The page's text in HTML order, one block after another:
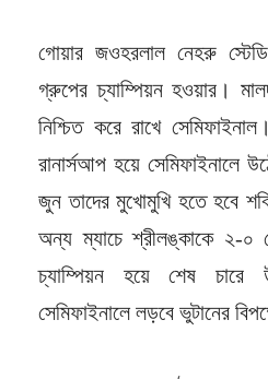
গোয়ার জওহরলাল নেহরু
গ্রুপের চ্যাম্পিয়ন হওয়ার।
নিশ্চিত করে রাখে
রানার্সআপ হয়ে সেমিফাইনালে
জুন তাদের মুখোমুখি হতে হবে
অন্য ম্যাচে শ্রীলঙ্কাকে ২-০
চ্যাম্পিয়ন হয়ে শেষ চারে
সেমিফাইনালে লড়বে ভুটানের